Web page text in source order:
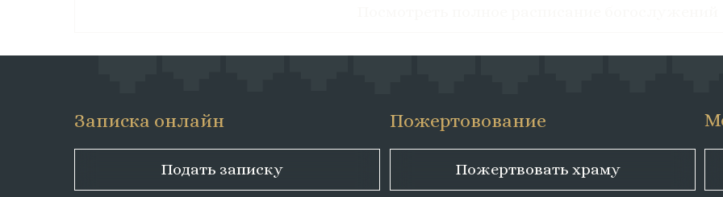
Пожертвовать храму
Подать записку
Пожертовование
Записка онлайн